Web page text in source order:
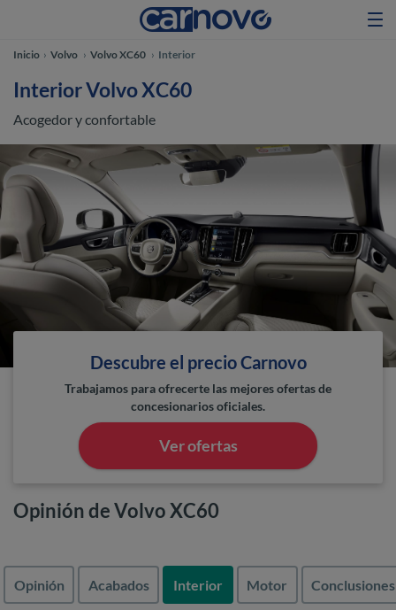
Inicio Volvo Volvo XC60 Interior
Interior Volvo XC60
Acogedor y confortable
Descubre el precio Carnovo
Trabajamos para ofrecerte las mejores ofertas de
concesionarios oficiales.
Ver ofertas
Opinión de Volvo XC60
Opinión Acabados Interior Motor Conclusiones